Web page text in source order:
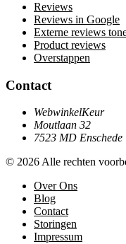
Reviews
Reviews in Google
Externe reviews
Product reviews
Overstappen
Contact
WebwinkelKeur
Moutlaan 32
7523 MD Enschede
© 2026 Alle rechten
Over Ons
Blog
Contact
Storingen
Impressum